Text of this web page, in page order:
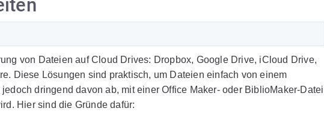
von Dateien auf Cloud Drives: Dropbox, Google Drive, iCloud Drive,
Diese Lösungen sind praktisch, um Dateien einfach von einem
dringend davon ab, mit einer Office Maker- oder BiblioMaker-Datei
Hier sind die Gründe dafür: